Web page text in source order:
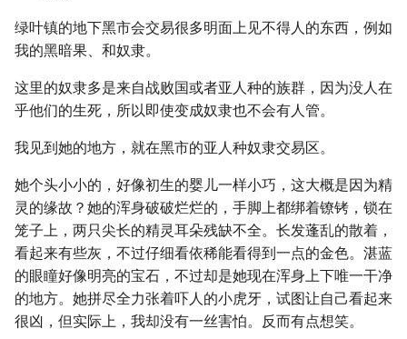
绿叶镇的地下黑市会交易很多明面上见不得人的东西，例如
我的黑暗果、和奴隶。
这里的奴隶多是来自战败国或者亚人种的族群，因为没人在
乎他们的生死，所以即使变成奴隶也不会有人管。
我见到她的地方，就在黑市的亚人种奴隶交易区。
她个头小小的，好像初生的婴儿一样小巧，这大概是因为精
灵的缘故？她的浑身破破烂烂的，手脚上都绑着镣铐，锁在
笼子上，两只尖长的精灵耳朵残缺不全。长发蓬乱的散着，
看起来有些灰，不过仔细看依稀能看得到一点的金色。湛蓝
的眼瞳好像明亮的宝石，不过却是她现在浑身上下唯一干净
的地方。她拼尽全力张着吓人的小虎牙，试图让自己看起来
很凶，但实际上，我却没有一丝害怕。反而有点想笑。